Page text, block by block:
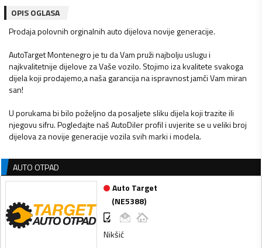
OPIS OGLASA
Prodaja polovnih orginalnih auto dijelova novije generacije.
AutoTarget Montenegro je tu da Vam pruži najbolju uslugu i
najkvalitetnije dijelove za Vaše vozilo. Stojimo iza kvalitete svakoga
dijela koji prodajemo,a naša garancija na ispravnost jamči Vam miran
san!
U porukama bi bilo poželjno da posaljete sliku dijela koji trazite ili
njegovu sifru. Pogledajte naš AutoDiler profil i uvjerite se u veliki broj
dijelova za novije generacije vozila svih marki i modela.
AUTO OTPAD
Auto Target
(NE5388)
Nikšić